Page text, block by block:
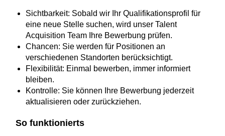
Sichtbarkeit: Sobald wir Ihr Qualifikationsprofil für
eine neue Stelle suchen, wird unser Talent
Acquisition Team Ihre Bewerbung prüfen.
Chancen: Sie werden für Positionen an
verschiedenen Standorten berücksichtigt.
Flexibilität: Einmal bewerben, immer informiert
bleiben.
Kontrolle: Sie können Ihre Bewerbung jederzeit
aktualisieren oder zurückziehen.
So funktionierts